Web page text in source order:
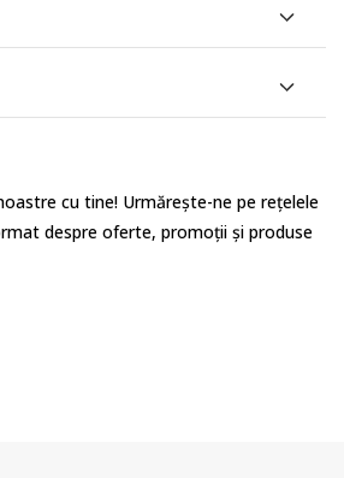
cu tine! Urmărește-ne pe rețelele
despre oferte, promoții și produse